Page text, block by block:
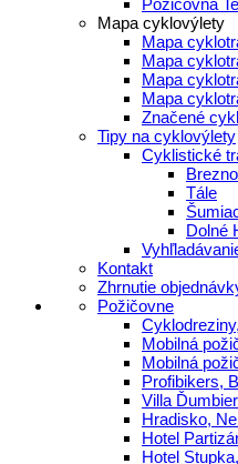
Mapa cyklovýlety
Mapa
Mapa
Mapa
Mapa
Značené
Tipy na cyklovýlety
Cyklistické
Brezno
Tále
Dolné
Kontakt
Zhrnutie
Požičovne
Mobilná
Mobilná
Profibikers,
Villa
Hradisko,
Hotel
Hotel